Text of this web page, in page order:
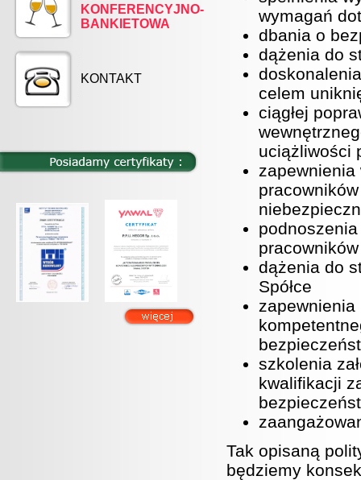
KONFERENCYJNO-
BANKIETOWA
KONTAKT
wymagań
dbania o
dążenia do
celem
ciągłej
uciążliwości
zapewnienia
dążenia do
Spółce
szkolenia
kwalifikacji
Tak opisaną
będziemy